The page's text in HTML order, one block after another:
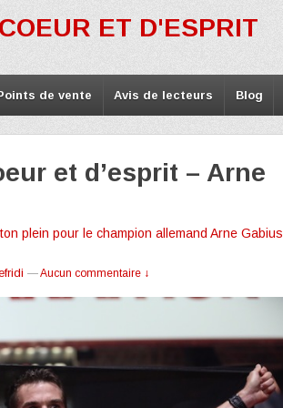
ET D'ESPRIT
de vente Avis de lecteurs Blog
et d’esprit – Arne
plein pour le champion allemand Arne Gabius
—Aucun commentaire ↓